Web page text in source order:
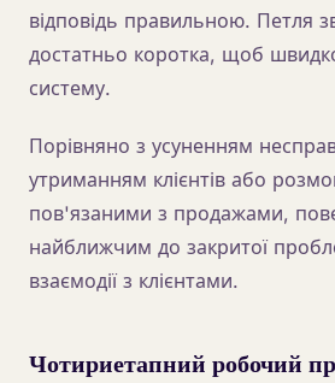
відповідь правильною. Петля
достатньо коротка, щоб
систему.
Порівняно з усуненням
утриманням клієнтів або
пов'язаними з продажами,
найближчим до закритої
взаємодії з клієнтами.
Чотириетапний робочий